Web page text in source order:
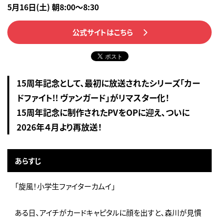
5月16日(土) 朝8:00～8:30
公式サイトはこちら
15周年記念として、最初に放送されたシリーズ「カー
ドファイト!! ヴァンガード」がリマスター化！
15周年記念に制作されたPVをOPに迎え、ついに
2026年４月より再放送！
あらすじ
「旋風！小学生ファイターカムイ」
ある日、アイチがカードキャピタルに顔を出すと、森川が見慣